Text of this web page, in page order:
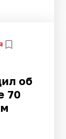
об
70